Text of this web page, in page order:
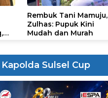
Rembuk Tani Mamuju,
Zulhas: Pupuk Kini
Mudah dan Murah
Kapolda Sulsel Cup